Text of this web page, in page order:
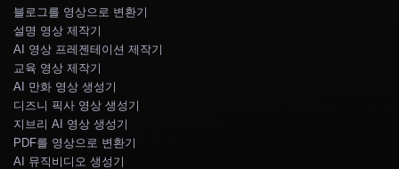
블로그를 영상으로 변환기
설명 영상 제작기
AI 영상 프레젠테이션 제작기
교육 영상 제작기
AI 만화 영상 생성기
디즈니 픽사 영상 생성기
지브리 AI 영상 생성기
PDF를 영상으로 변환기
AI 뮤직비디오 생성기